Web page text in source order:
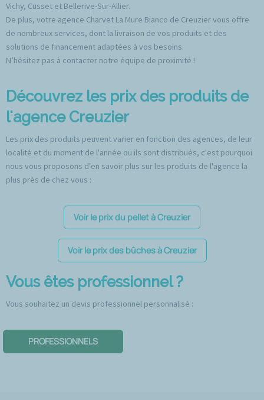
Vichy, Cusset et Bellerive-Sur-Allier.
De plus, votre agence Charvet La Mure Bianco de Creuzier vous offre
de nombreux services, dont la livraison de vos produits et des
solutions de financement adaptées à vos besoins.
N’hésitez pas à contacter notre équipe de proximité !
Découvrez les prix des produits de
l'agence Creuzier
Les prix des produits peuvent varier en fonction des agences, de leur
localité et du moment de l'année ou ils sont distribués, c'est pourquoi
nous vous proposons d'en savoir plus sur les produits de l'agence la
plus près de chez vous :
Voir le prix du pellet à Creuzier
Voir le prix des bûches à Creuzier
Vous êtes professionnel ?
Vous souhaitez un devis professionnel personnalisé :
PROFESSIONNELS